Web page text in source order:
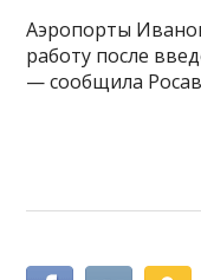
Аэропорты
работу после
— сообщила